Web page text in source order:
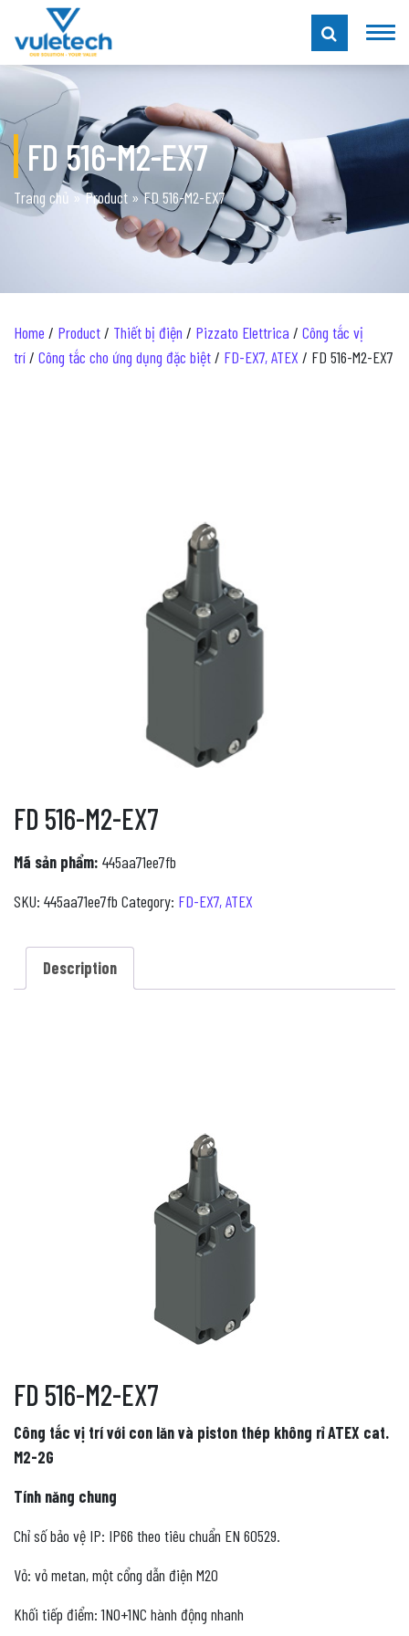
FD 516-M2-EX7
Trang chủ »Product »FD 516-M2-EX7
Home / Product/ Thiết bị điện / Pizzato Elettrica / Công tắc vị
trí/ Công tắc cho ứng dụng đặc biệt/ FD-EX7, ATEX / FD 516-M2-EX7
FD 516-M2-EX7
Mã sản phẩm: 445aa71ee7fb
SKU: 445aa71ee7fb Category: FD-EX7, ATEX
Description
FD 516-M2-EX7
Công tắc vị trí với con lăn và piston thép không rỉ ATEX cat.
M2-2G
Tính năng chung
Chỉ số bảo vệ IP: IP66 theo tiêu chuẩn EN 60529.
Vỏ: vỏ metan, một cổng dẫn điện M20
Khối tiếp điểm: 1NO+1NC hành động nhanh